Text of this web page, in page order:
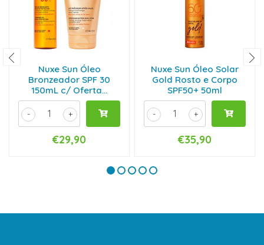
Nuxe Sun Óleo
Bronzeador SPF 30
150mL c/ Oferta...
+
-
€29,90
Nuxe Sun Óleo Solar
Gold Rosto e Corpo
SPF50+ 50ml
+
-
€35,90